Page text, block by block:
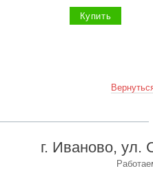
Купить
г. Иваново, ул.